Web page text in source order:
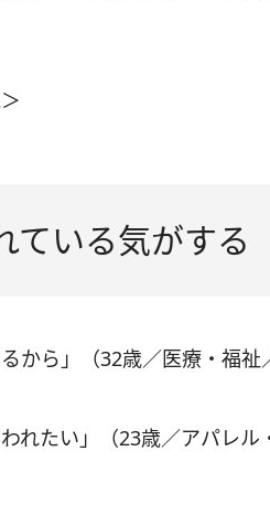
ている気がする
から」（32歳／医療・福祉
れたい」（23歳／アパレル